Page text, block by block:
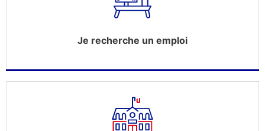
Je recherche un emploi